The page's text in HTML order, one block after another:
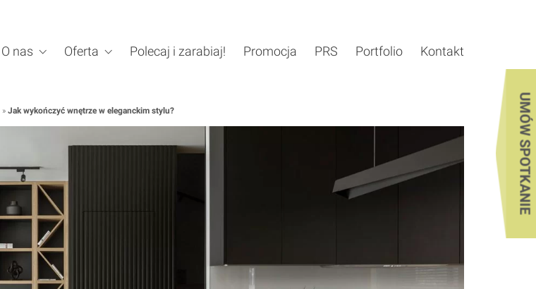
UMÓW SPOTKANIE
O nas Oferta Polecaj i zarabiaj! Promocja PRS Portfolio Kontakt
» Jak wykończyć wnętrze w eleganckim stylu?